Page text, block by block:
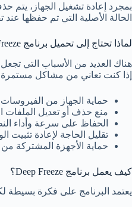
بمجرد إعادة تشغيل الجهاز، يتم
الحالة الأصلية التي تم حفظها عند
لماذا تحتاج إلى تحميل برنامج Deep Freeze؟
هناك العديد من الأسباب التي
إذا كنت تعاني من مشاكل مستمرة
حماية الجهاز من الفيروسات
منع حذف أو تعديل الملفات
الحفاظ على سرعة وأداء
تقليل الحاجة لإعادة تثبيت
حماية الأجهزة المشتركة
كيف يعمل برنامج Deep Freeze؟
يعتمد البرنامج على فكرة بسيطة